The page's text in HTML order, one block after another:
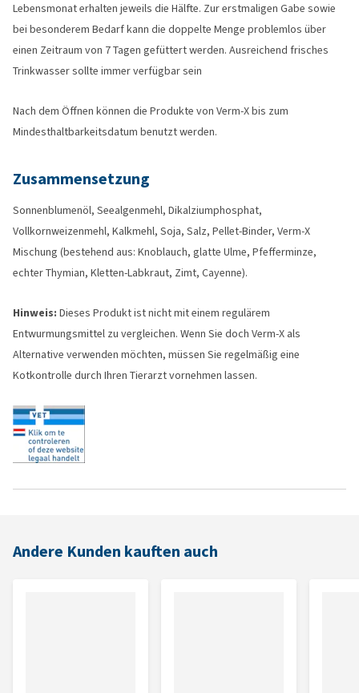
Lebensmonat erhalten jeweils die Hälfte. Zur erstmaligen Gabe sowie
bei besonderem Bedarf kann die doppelte Menge problemlos über
einen Zeitraum von 7 Tagen gefüttert werden. Ausreichend frisches
Trinkwasser sollte immer verfügbar sein
Nach dem Öffnen können die Produkte von Verm-X bis zum
Mindesthaltbarkeitsdatum benutzt werden.
Zusammensetzung
Sonnenblumenöl, Seealgenmehl, Dikalziumphosphat,
Vollkornweizenmehl, Kalkmehl, Soja, Salz, Pellet-Binder, Verm-X
Mischung (bestehend aus: Knoblauch, glatte Ulme, Pfefferminze,
echter Thymian, Kletten-Labkraut, Zimt, Cayenne).
Hinweis: Dieses Produkt ist nicht mit einem regulärem
Entwurmungsmittel zu vergleichen. Wenn Sie doch Verm-X als
Alternative verwenden möchten, müssen Sie regelmäßig eine
Kotkontrolle durch Ihren Tierarzt vornehmen lassen.
Andere Kunden kauften auch